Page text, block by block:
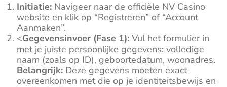
Initiatie: Navigeer naar de officiële NV Casino
website en klik op “Registreren” of “Account
Aanmaken”.
<Gegevensinvoer (Fase 1): Vul het formulier in
met je juiste persoonlijke gegevens: volledige
naam (zoals op ID), geboortedatum, woonadres.
Belangrijk: Deze gegevens moeten exact
overeenkomen met die op je identiteitsbewijs en